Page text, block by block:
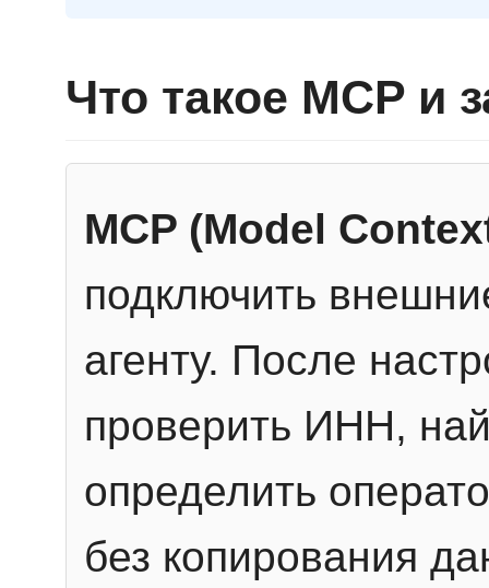
Что такое MCP и
MCP (Model
подключить
агенту. После
проверить ИНН,
определить
без копирования